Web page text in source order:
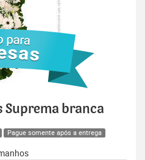
Suprema branca
Pague somente após a entrega